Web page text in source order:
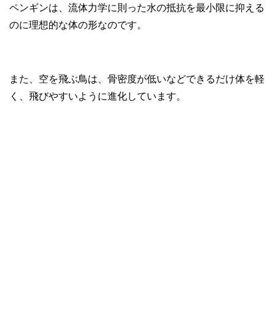
ペンギンは、流体力学に則った水の抵抗を最小限に抑える
のに理想的な体の形なのです。
また、空を飛ぶ鳥は、骨密度が低いなどできるだけ体を軽
く、飛びやすいように進化しています。